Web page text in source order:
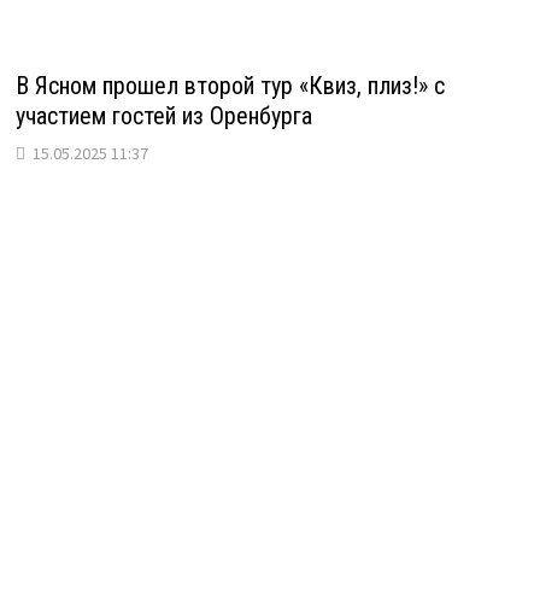
В Ясном прошел второй тур «Квиз, плиз!» с
участием гостей из Оренбурга
15.05.2025 11:37